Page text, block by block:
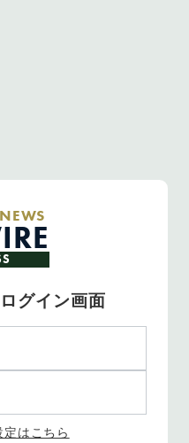
グイン画面
はこちら